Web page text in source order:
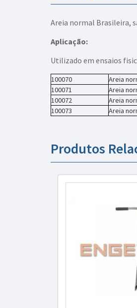
Areia normal Brasileira,
Aplicação:
Utilizado em ensaios
100070
Areia
100071
Areia
100072
Areia
100073
Areia
Produtos